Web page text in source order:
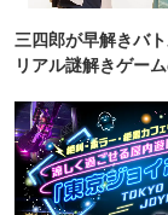
三四郎が早解きバ
リアル謎解きゲー